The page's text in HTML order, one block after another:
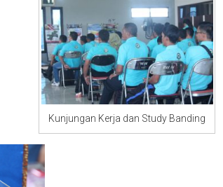
Kunjungan Kerja dan Study Banding